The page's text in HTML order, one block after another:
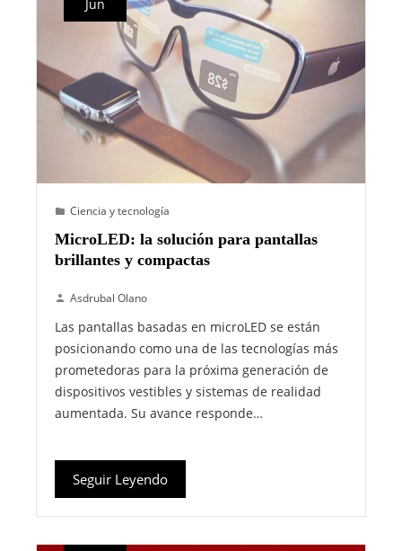
Jun
Ciencia y tecnología
MicroLED: la solución para pantallas
brillantes y compactas
Asdrubal Olano
Las pantallas basadas en microLED se están
posicionando como una de las tecnologías más
prometedoras para la próxima generación de
dispositivos vestibles y sistemas de realidad
aumentada. Su avance responde…
Seguir Leyendo